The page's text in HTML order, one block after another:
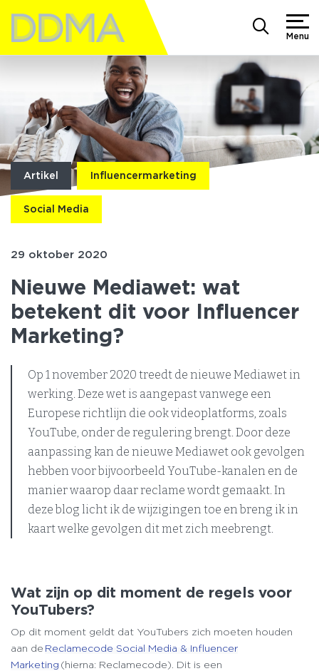
Menu
Artikel Influencermarketing
Social Media
29 oktober 2020
Nieuwe Mediawet: wat
betekent dit voor Influencer
Marketing?
Op 1 november 2020 treedt de nieuwe Mediawet in
werking. Deze wet is aangepast vanwege een
Europese richtlijn die ook videoplatforms, zoals
YouTube, onder de regulering brengt. Door deze
aanpassing kan de nieuwe Mediawet ook gevolgen
hebben voor bijvoorbeeld YouTube-kanalen en de
manier waarop daar reclame wordt gemaakt. In
deze blog licht ik de wijzigingen toe en breng ik in
kaart welke gevolgen dit met zich meebrengt.
Wat zijn op dit moment de regels voor
YouTubers?
Op dit moment geldt dat YouTubers zich moeten houden
aan de Reclamecode Social Media & Influencer
Marketing (hierna: Reclamecode). Dit is een